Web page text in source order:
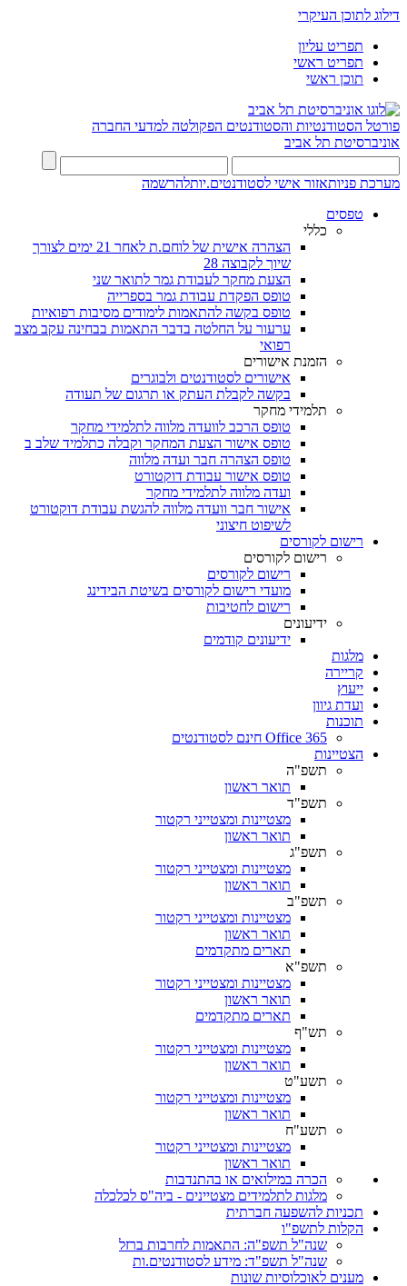
דילוג לתוכן העיקרי
תפריט עליון
תפריט ראשי
תוכן ראשי
פורטל הסטודנטיות והסטודנטים הפקולטה למדעי החברה
אוניברסיטת תל אביב
מערכת פניותאזור אישי לסטודנטים.יותלהרשמה
טפסים
כללי
הצהרה אישית של לוחם.ת לאחר 21 ימים לצורך
שיוך לקבוצה 28
הצעת מחקר לעבודת גמר לתואר שני
טופס הפקדת עבודת גמר בספרייה
טופס בקשה להתאמות לימודים מסיבות רפואיות
ערעור על החלטה בדבר התאמות בבחינה עקב מצב
רפואי
הזמנת אישורים
אישורים לסטודנטים ולבוגרים
בקשה לקבלת העתק או תרגום של תעודה
תלמידי מחקר
טופס הרכב לוועדה מלווה לתלמידי מחקר
טופס אישור הצעת המחקר וקבלה כתלמיד שלב ב
טופס הצהרה חבר ועדה מלווה
טופס אישור עבודת דוקטורט
ועדה מלווה לתלמידי מחקר
אישור חבר וועדה מלווה להגשת עבודת דוקטורט
לשיפוט חיצוני
רישום לקורסים
רישום לקורסים
רישום לקורסים
מועדי רישום לקורסים בשיטת הבידינג
רישום לחטיבות
ידיעונים
ידיעונים קודמים
מלגות
קריירה
ייעוץ
ועדת גיוון
תוכנות
Office 365 חינם לסטודנטים
הצטיינות
תשפ"ה
תואר ראשון
תשפ"ד
מצטיינות ומצטייני רקטור
תואר ראשון
תשפ"ג
מצטיינות ומצטייני רקטור
תואר ראשון
תשפ"ב
מצטיינות ומצטייני רקטור
תואר ראשון
תארים מתקדמים
תשפ"א
מצטיינות ומצטייני רקטור
תואר ראשון
תארים מתקדמים
תש"ף
מצטיינות ומצטייני רקטור
תואר ראשון
תשע"ט
מצטיינות ומצטייני רקטור
תואר ראשון
תשע"ח
מצטיינות ומצטייני רקטור
תואר ראשון
הכרה במילואים או בהתנדבות
מלגות לתלמידים מצטיינים - ביה"ס לכלכלה
תכניות להשפעה חברתית
הקלות לתשפ"ו
שנה"ל תשפ"ה: התאמות לחרבות ברזל
שנה"ל תשפ"ד: מידע לסטודנטים.ות
מענים לאוכלוסיות שונות